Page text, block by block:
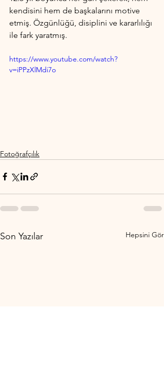
kendisini hem de başkalarını motive
etmiş. Özgünlüğü, disiplini ve kararlılığı
ile fark yaratmış.
https://www.youtube.com/watch?
v=iPPzXlMdi7o
Fotoğrafçılık
Son Yazılar Hepsini Gör